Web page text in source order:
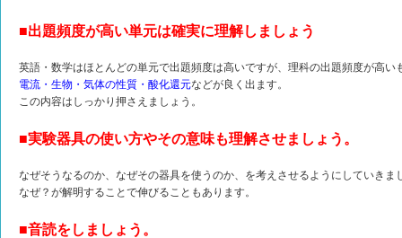
■出題頻度が高い単元は確実に理解しましょう
英語・数学はほとんどの単元で出題頻度は高いですが、理科の出題頻度が高い
電流・生物・気体の性質・酸化還元などが良く出ます。
この内容はしっかり押さえましょう。
■実験器具の使い方やその意味も理解させましょう。
なぜそうなるのか、なぜその器具を使うのか、を考えさせるようにしていきま
なぜ？が解明することで伸びることもあります。
■音読をしましょう。